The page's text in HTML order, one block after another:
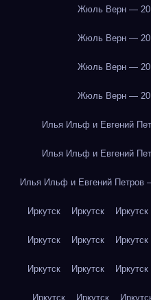
Жюль Верн — 20
Жюль Верн — 20
Жюль Верн — 20
Жюль Верн — 20
Илья Ильф и Евгений
Илья Ильф и Евгений
Илья Ильф и Евгений Петров
Иркутск Иркутск Иркутск
Иркутск Иркутск Иркутск
Иркутск Иркутск Иркутск
Иркутск Иркутск